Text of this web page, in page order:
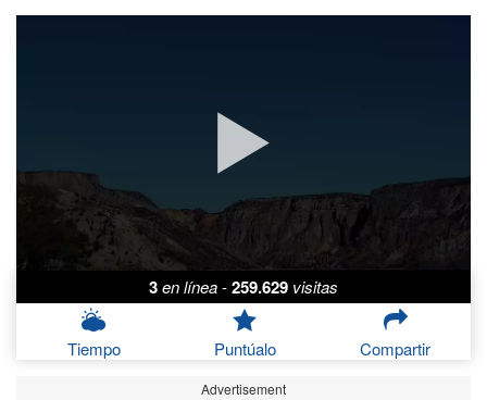
3en línea-259.629 visitas
Tiempo Puntúalo Compartir
Advertisement